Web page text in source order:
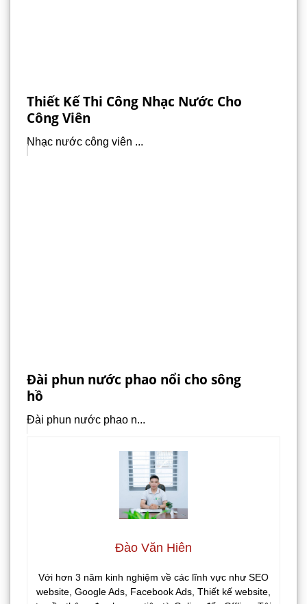
Thiết Kế Thi Công Nhạc Nước Cho
Công Viên
Nhạc nước công viên ...
Đài phun nước phao nổi cho sông
hồ
Đài phun nước phao n...
Đào Văn Hiên
Với hơn 3 năm kinh nghiệm về các lĩnh vực như SEO
website, Google Ads, Facebook Ads, Thiết kế website,